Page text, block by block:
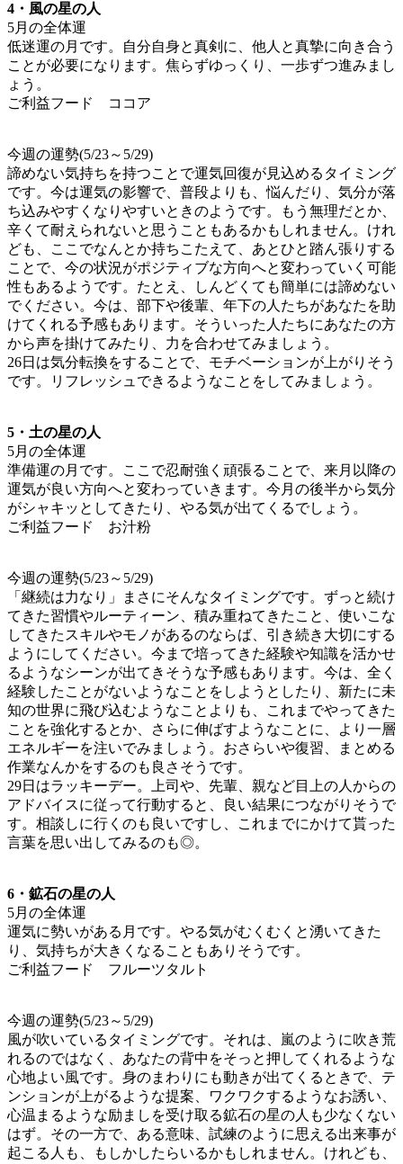
4・風の星の人
5月の全体運
低迷運の月です。自分自身と真剣に、他人と真摯に向き合う
ことが必要になります。焦らずゆっくり、一歩ずつ進みまし
ょう。
ご利益フード ココア
今週の運勢(5/23～5/29)
諦めない気持ちを持つことで運気回復が見込めるタイミング
です。今は運気の影響で、普段よりも、悩んだり、気分が落
ち込みやすくなりやすいときのようです。もう無理だとか、
辛くて耐えられないと思うこともあるかもしれません。けれ
ども、ここでなんとか持ちこたえて、あとひと踏ん張りする
ことで、今の状況がポジティブな方向へと変わっていく可能
性もあるようです。たとえ、しんどくても簡単には諦めない
でください。今は、部下や後輩、年下の人たちがあなたを助
けてくれる予感もあります。そういった人たちにあなたの方
から声を掛けてみたり、力を合わせてみましょう。
26日は気分転換をすることで、モチベーションが上がりそう
です。リフレッシュできるようなことをしてみましょう。
5・土の星の人
5月の全体運
準備運の月です。ここで忍耐強く頑張ることで、来月以降の
運気が良い方向へと変わっていきます。今月の後半から気分
がシャキッとしてきたり、やる気が出てくるでしょう。
ご利益フード お汁粉
今週の運勢(5/23～5/29)
「継続は力なり」まさにそんなタイミングです。ずっと続け
てきた習慣やルーティーン、積み重ねてきたこと、使いこな
してきたスキルやモノがあるのならば、引き続き大切にする
ようにしてください。今まで培ってきた経験や知識を活かせ
るようなシーンが出てきそうな予感もあります。今は、全く
経験したことがないようなことをしようとしたり、新たに未
知の世界に飛び込むようなことよりも、これまでやってきた
ことを強化するとか、さらに伸ばすようなことに、より一層
エネルギーを注いでみましょう。おさらいや復習、まとめる
作業なんかをするのも良さそうです。
29日はラッキーデー。上司や、先輩、親など目上の人からの
アドバイスに従って行動すると、良い結果につながりそうで
す。相談しに行くのも良いですし、これまでにかけて貰った
言葉を思い出してみるのも◎。
6・鉱石の星の人
5月の全体運
運気に勢いがある月です。やる気がむくむくと湧いてきた
り、気持ちが大きくなることもありそうです。
ご利益フード フルーツタルト
今週の運勢(5/23～5/29)
風が吹いているタイミングです。それは、嵐のように吹き荒
れるのではなく、あなたの背中をそっと押してくれるような
心地よい風です。身のまわりにも動きが出てくるときで、テ
ンションが上がるような提案、ワクワクするようなお誘い、
心温まるような励ましを受け取る鉱石の星の人も少なくない
はず。その一方で、ある意味、試練のように思える出来事が
起こる人も、もしかしたらいるかもしれません。けれども、